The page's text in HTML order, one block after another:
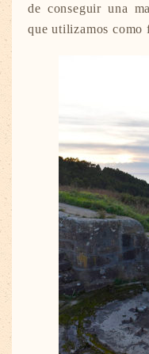
de conseguir una
que utilizamos como